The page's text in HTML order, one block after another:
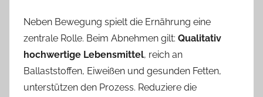
Neben Bewegung spielt die Ernährung eine
zentrale Rolle. Beim Abnehmen gilt: Qualitativ
hochwertige Lebensmittel, reich an
Ballaststoffen, Eiweißen und gesunden Fetten,
unterstützen den Prozess. Reduziere die